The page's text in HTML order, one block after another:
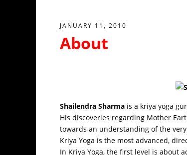
JANUARY 11, 2010
About
Shailendra Sharma is a kriya yoga
His discoveries regarding Mother
towards an understanding of the
Kriya Yoga is the most advanced,
In Kriya Yoga, the first level is about